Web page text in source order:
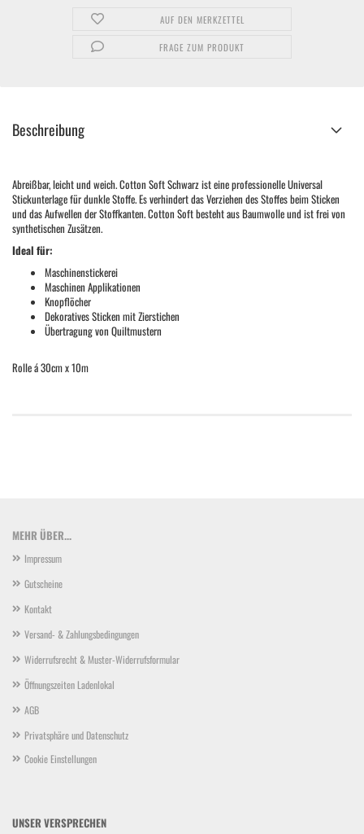
AUF DEN MERKZETTEL
FRAGE ZUM PRODUKT
Beschreibung
Abreißbar, leicht und weich. Cotton Soft Schwarz ist eine professionelle Universal
Stickunterlage für dunkle Stoffe. Es verhindert das Verziehen des Stoffes beim Sticken
und das Aufwellen der Stoffkanten. Cotton Soft besteht aus Baumwolle und ist frei von
synthetischen Zusätzen.
Ideal für:
Maschinenstickerei
Maschinen Applikationen
Knopflöcher
Dekoratives Sticken mit Zierstichen
Übertragung von Quiltmustern
Rolle á 30cm x 10m
MEHR ÜBER...
Impressum
Gutscheine
Kontakt
Versand- & Zahlungsbedingungen
Widerrufsrecht & Muster-Widerrufsformular
Öffnungszeiten Ladenlokal
AGB
Privatsphäre und Datenschutz
Cookie Einstellungen
UNSER VERSPRECHEN